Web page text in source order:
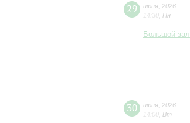
29 июня 2026
14:30 Пн
Большой зал
30 июня 2026
14:00 Вт